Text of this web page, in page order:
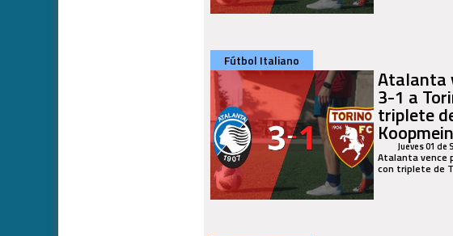
Fútbol Italiano
Atalanta
3-1 a
triplete
Jueves 01 de
Atalanta vence
con triplete de